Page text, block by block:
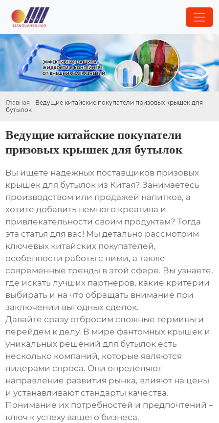
Главная - Ведущие китайские покупатели призовых крышек для
бутылок
Ведущие китайские покупатели
призовых крышек для бутылок
Вы ищете надежных поставщиков призовых
крышек для бутылок из Китая? Занимаетесь
производством или продажей напитков, а
хотите добавить немного креатива и
привлекательности своим продуктам? Тогда
эта статья для вас! Мы детально рассмотрим
ключевых китайских покупателей,
особенности работы с ними, а также
современные тренды в этой сфере. Вы узнаете,
где искать лучших партнеров, какие критерии
выбирать и на что обращать внимание при
заключении выгодных сделок.
Давайте сразу отбросим сложные термины и
перейдем к делу. В мире фантомных крышек и
уникальных решений для бутылок есть
несколько компаний, которые являются
лидерами спроса. Они определяют
направление развития рынка, влияют на цены
и устанавливают стандарты качества.
Понимание их потребностей и предпочтений –
ключ к успеху вашего бизнеса.